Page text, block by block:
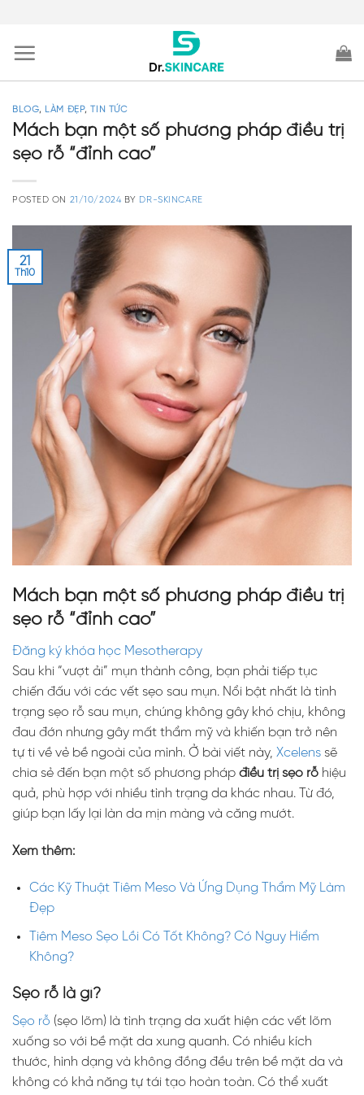
content
BLOG, LÀM ĐẸP,TIN TỨC
Mách bạn một số phương pháp điều trị
sẹo rỗ “đỉnh cao”
POSTED ON 21/10/2024 BY DR-SKINCARE
21
Th10
Mách bạn một số phương pháp điều trị
sẹo rỗ “đỉnh cao”
Đăng ký khóa học Mesotherapy
Sau khi “vượt ải” mụn thành công, bạn phải tiếp tục
chiến đấu với các vết sẹo sau mụn. Nổi bật nhất là tình
trạng sẹo rỗ sau mụn, chúng không gây khó chịu, không
đau đớn nhưng gây mất thẩm mỹ và khiến bạn trở nên
tự ti về vẻ bề ngoài của mình. Ở bài viết này, Xcelens sẽ
chia sẻ đến bạn một số phương pháp điều trị sẹo rỗ hiệu
quả, phù hợp với nhiều tình trạng da khác nhau. Từ đó,
giúp bạn lấy lại làn da mịn màng và căng mướt.
Xem thêm:
Các Kỹ Thuật Tiêm Meso Và Ứng Dụng Thẩm Mỹ Làm
Đẹp
Tiêm Meso Sẹo Lồi Có Tốt Không? Có Nguy Hiểm
Không?
Sẹo rỗ là gì?
Sẹo rỗ (sẹo lõm) là tình trạng da xuất hiện các vết lõm
xuống so với bề mặt da xung quanh. Có nhiều kích
thước, hình dạng và không đồng đều trên bề mặt da và
không có khả năng tự tái tạo hoàn toàn. Có thể xuất